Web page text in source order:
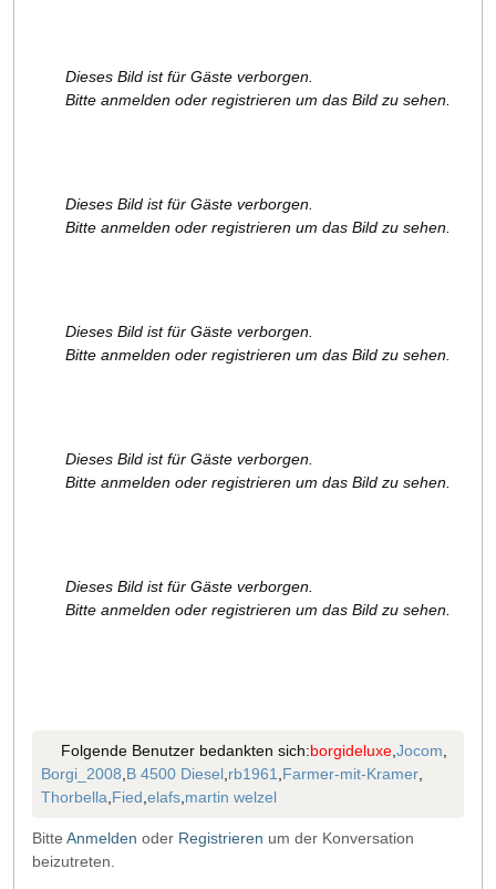
Dieses Bild ist für Gäste verborgen.
Bitte anmelden oder registrieren um das Bild zu sehen.
Dieses Bild ist für Gäste verborgen.
Bitte anmelden oder registrieren um das Bild zu sehen.
Dieses Bild ist für Gäste verborgen.
Bitte anmelden oder registrieren um das Bild zu sehen.
Dieses Bild ist für Gäste verborgen.
Bitte anmelden oder registrieren um das Bild zu sehen.
Dieses Bild ist für Gäste verborgen.
Bitte anmelden oder registrieren um das Bild zu sehen.
Folgende Benutzer bedankten sich:borgideluxe,Jocom,
Borgi_2008,B 4500 Diesel,rb1961,Farmer-mit-Kramer,
Thorbella,Fied,elafs,martin welzel
Bitte Anmelden oder Registrieren um der Konversation
beizutreten.